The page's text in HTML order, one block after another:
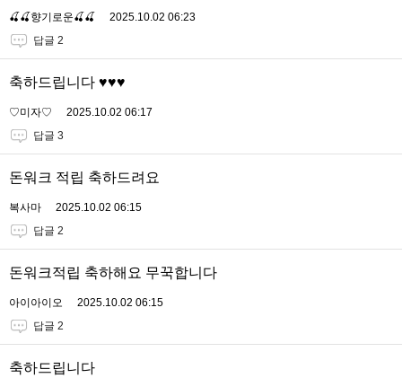
🍒🍒향기로운🍒🍒
2025.10.02 06:23
답글 2
축하드립니다 ♥️♥️♥️
♡미자♡
2025.10.02 06:17
답글 3
돈워크 적립 축하드려요
복사마
2025.10.02 06:15
답글 2
돈워크적립 축하해요 무꾹합니다
아이아이오
2025.10.02 06:15
답글 2
축하드립니다